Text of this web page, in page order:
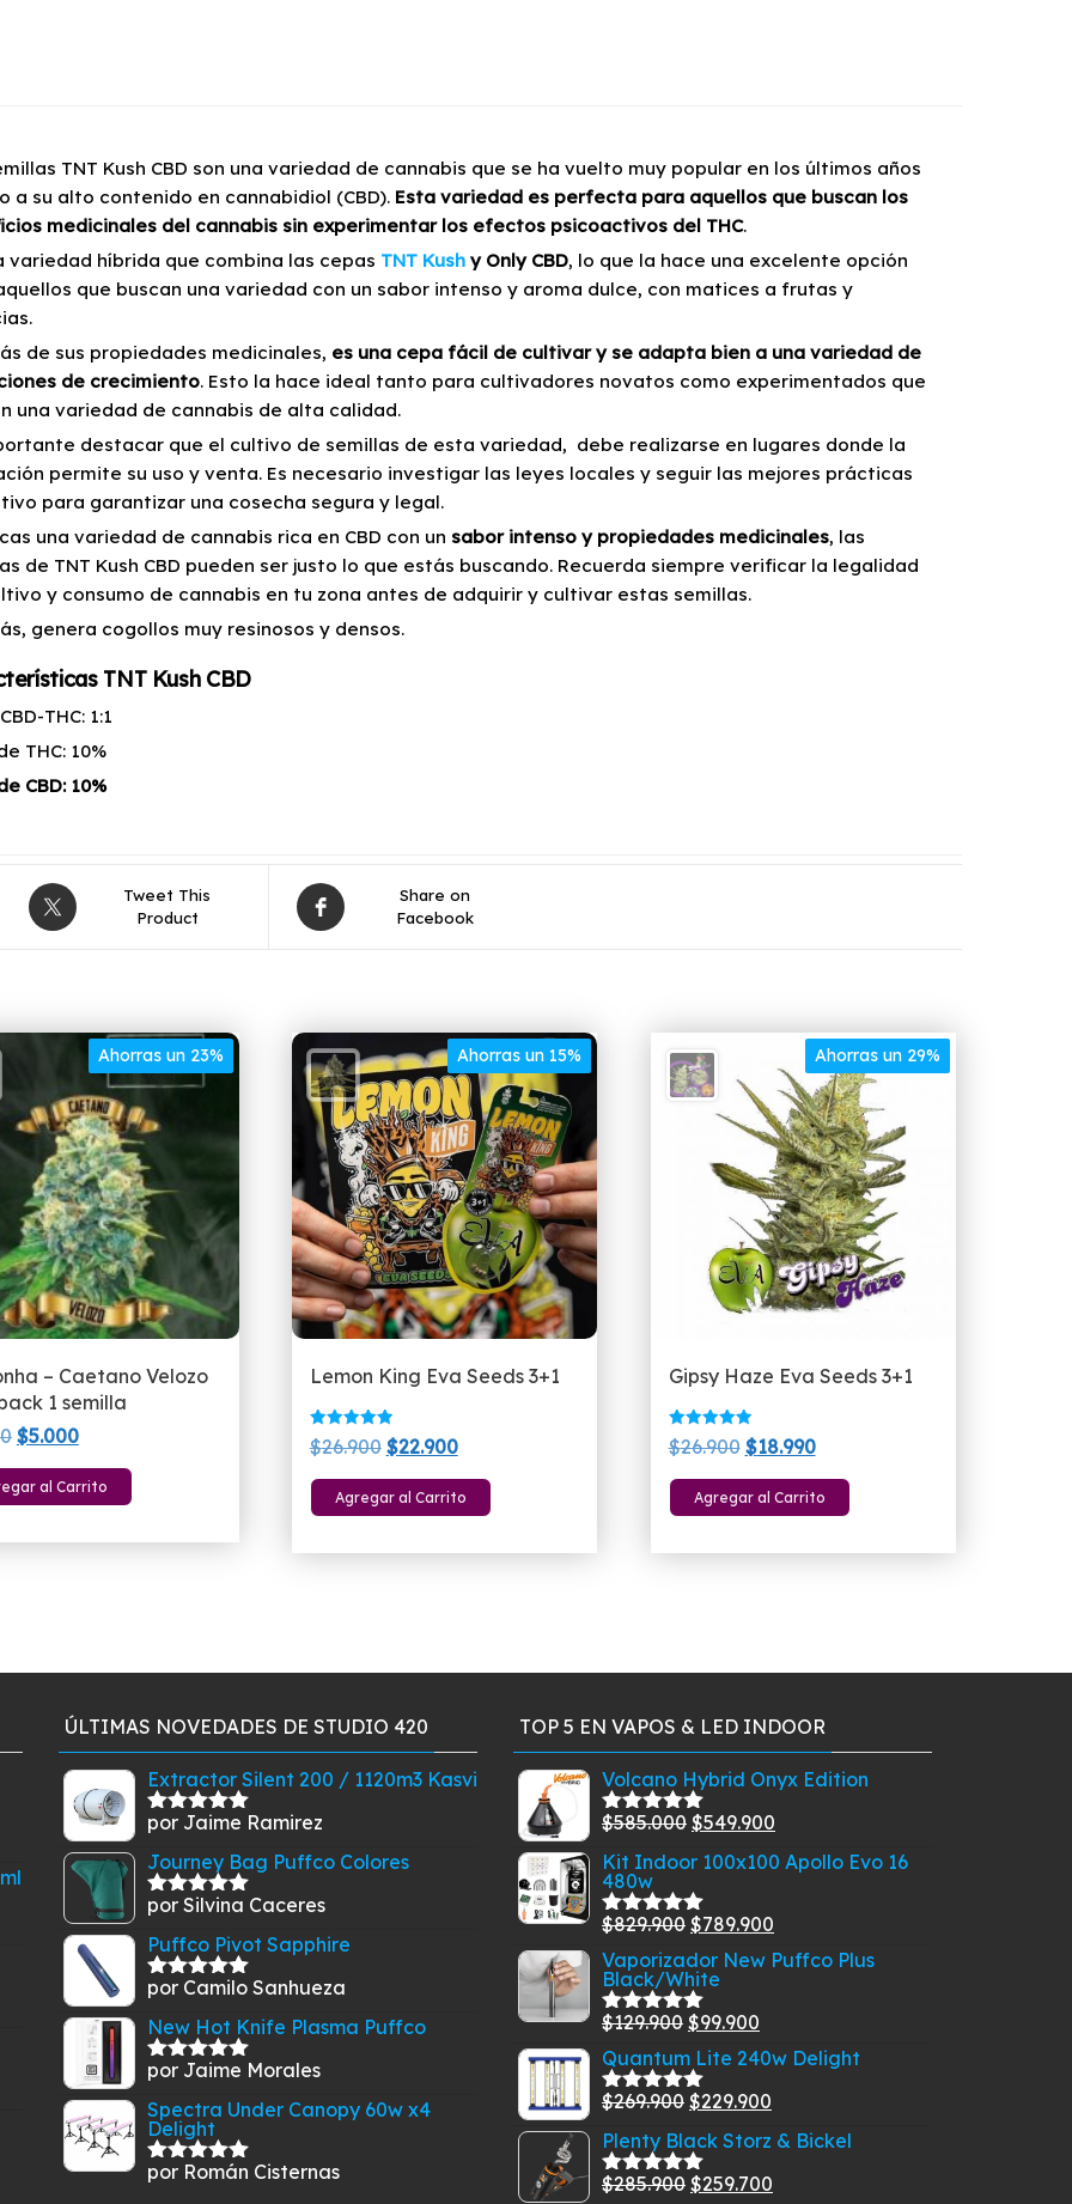
TNT Kush CBD son una variedad de cannabis que se ha vuelto muy popular en los últimos años
a su alto contenido en cannabidiol (CBD). Esta variedad es perfecta para aquellos que buscan los
medicinales del cannabis sin experimentar los efectos psicoactivos del THC.
variedad híbrida que combina las cepas TNT Kush y Only CBD, lo que la hace una excelente opción
que buscan una variedad con un sabor intenso y aroma dulce, con matices a frutas y
de sus propiedades medicinales, es una cepa fácil de cultivar y se adapta bien a una variedad de
de crecimiento. Esto la hace ideal tanto para cultivadores novatos como experimentados que
una variedad de cannabis de alta calidad.
destacar que el cultivo de semillas de esta variedad, debe realizarse en lugares donde la
permite su uso y venta. Es necesario investigar las leyes locales y seguir las mejores prácticas
para garantizar una cosecha segura y legal.
una variedad de cannabis rica en CBD con un sabor intenso y propiedades medicinales, las
de TNT Kush CBD pueden ser justo lo que estás buscando. Recuerda siempre verificar la legalidad
y consumo de cannabis en tu zona antes de adquirir y cultivar estas semillas.
genera cogollos muy resinosos y densos.
TNT Kush CBD
THC: 1:1
THC: 10%
CBD: 10%
Tweet This
Product
Share on
Facebook
Ahorras un 23%
– Caetano Velozo
1 semilla
El
precio
original
$5.000El
precio
actual
al Carrito
Ahorras un 15%
Lemon King Eva Seeds 3+1
Valorado
con
de 5
$26.900 El
precio
original
$22.900El
precio
actual
Agregar al Carrito
Ahorras un 29%
Gipsy Haze Eva Seeds 3+1
Valorado
con
de 5
$26.900 El
precio
original
$18.990El
precio
actual
Agregar al Carrito
ÚLTIMAS NOVEDADES DE STUDIO 420
Extractor Silent 200 / 1120m3 Kasvi
Valorado
por Jaime Ramirez
Journey Bag Puffco Colores
Valorado
por Silvina Caceres
Puffco Pivot Sapphire
Valorado
por Camilo Sanhueza
New Hot Knife Plasma Puffco
Valorado
por Jaime Morales
Spectra Under Canopy 60w x4
Delight
Valorado
por Román Cisternas
TOP 5 EN VAPOS & LED INDOOR
Volcano Hybrid Onyx Edition
Valorado
5
$585.000 El
precio
era:
$585.000.
$549.900
precio
Kit Indoor 100x100 Apollo Evo 16
480w
Valorado
5.00
5
$829.900 El
precio
original
era:
$789.900
precio
Vaporizador New Puffco Plus
Black/White
Valorado
5
$129.900 El
precio
original
era:
$129.900.
$99.900
precio
es:
$99.900.
Quantum Lite 240w Delight
Valorado
5
$269.900 El
precio
original
era:
$229.900
precio
es:
Plenty Black Storz & Bickel
Valorado
$285.900 El
$259.700